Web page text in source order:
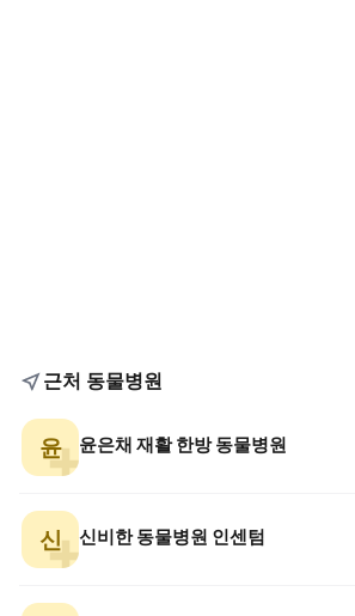
근처 동물병원
윤 윤은채 재활 한방 동물병원
신 신비한 동물병원 인센텀